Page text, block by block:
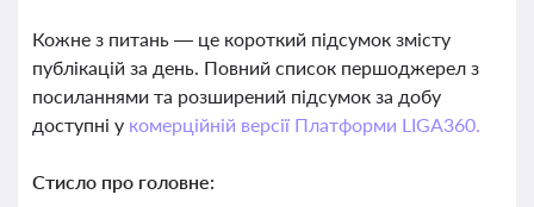
Кожне з питань — це короткий підсумок змісту
публікацій за день. Повний список першоджерел з
посиланнями та розширений підсумок за добу
доступні у комерційній версії Платформи LIGA360.
Стисло про головне: